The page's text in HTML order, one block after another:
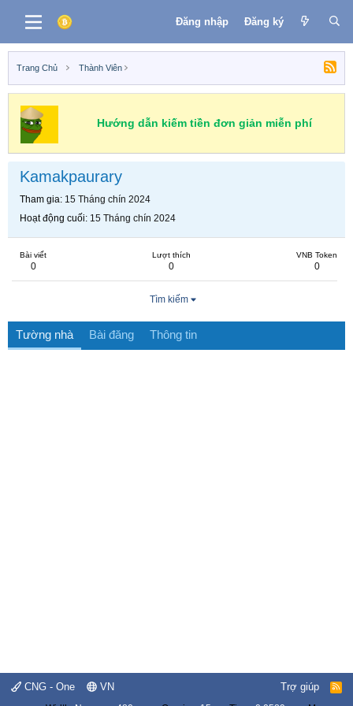
Đăng nhập Đăng ký
Trang Chủ Thành Viên
Hướng dẫn kiếm tiền đơn giản miễn phí
Kamakpaurary
Tham gia 15 Tháng chín 2024
Hoạt động cuối 15 Tháng chín 2024
Bài viết
0
Lượt thích
0
VNB Token
0
Tìm kiếm
Tường nhà Bài đăng Thông tin
CNG - One VN Trợ giúp
R